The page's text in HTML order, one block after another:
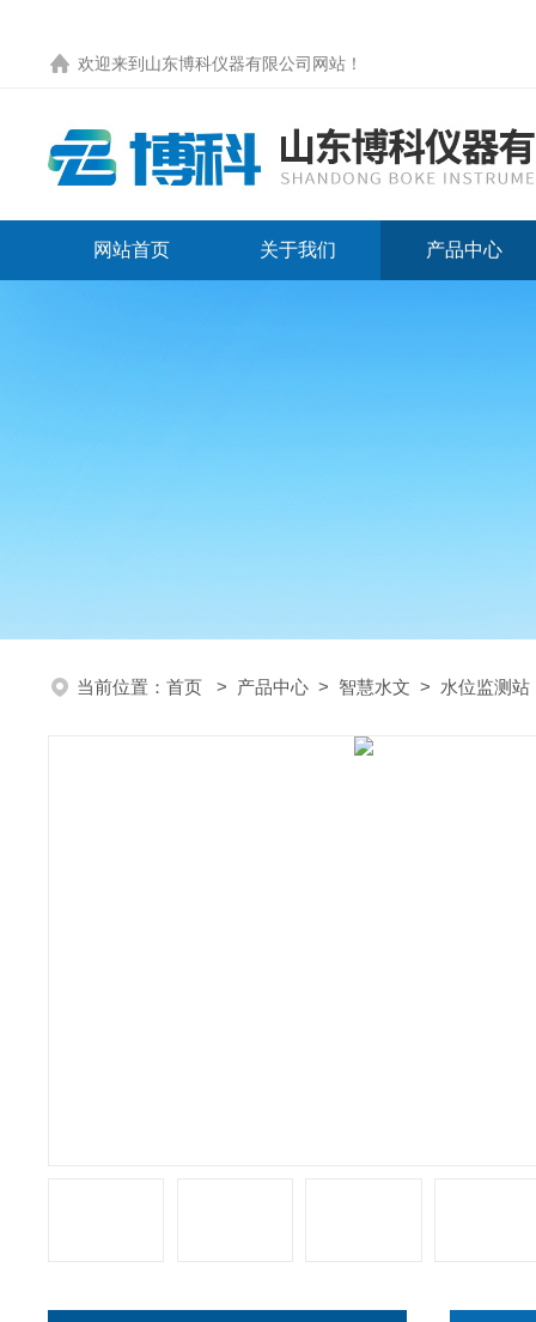
欢迎来到 山东博科仪器有限公司网站 ！
网站首页 关于我们 产品中心
当前位置： 首页 > 产品中心 > 智慧水文 > 水位监测站